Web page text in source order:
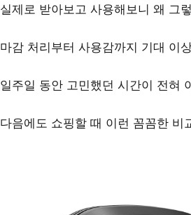
실제로 받아보고 사용해보니 왜 그
마감 처리부터 사용감까지 기대 이
일주일 동안 고민했던 시간이 전혀
다음에도 쇼핑할 때 이런 꼼꼼한 비